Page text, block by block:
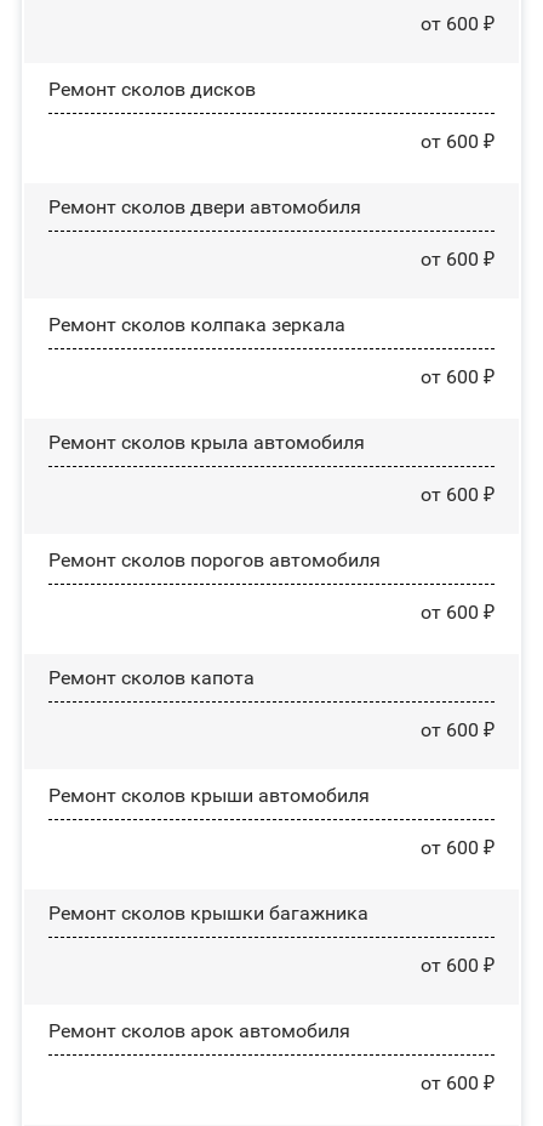
от 600 ₽
Ремонт сколов дисков
от 600 ₽
Ремонт сколов двери автомобиля
от 600 ₽
Ремонт сколов колпака зеркала
от 600 ₽
Ремонт сколов крыла автомобиля
от 600 ₽
Ремонт сколов порогов автомобиля
от 600 ₽
Ремонт сколов капота
от 600 ₽
Ремонт сколов крыши автомобиля
от 600 ₽
Ремонт сколов крышки багажника
от 600 ₽
Ремонт сколов арок автомобиля
от 600 ₽